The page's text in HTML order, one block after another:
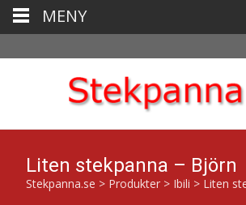
Liten stekpanna – Björn
Stekpanna.se > Produkter > Ibili > Liten
MENY